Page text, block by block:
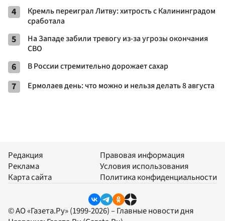
4
Кремль переиграл Литву: хитрость с Калининградом
сработала
5
На Западе забили тревогу из-за угрозы окончания
СВО
6 В России стремительно дорожает сахар
7 Ермолаев день: что можно и нельзя делать 8 августа
Редакция
Реклама
Карта сайта
Правовая информация
Условия использования
Политика конфиденциальности
© АО «Газета.Ру» (1999-2026) – Главные новости дня